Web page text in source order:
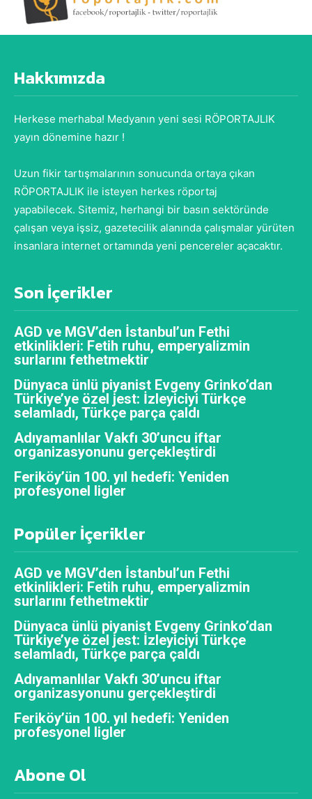
Hakkımızda
Herkese merhaba! Medyanın yeni sesi RÖPORTAJLIK
yayın dönemine hazır !
Uzun fikir tartışmalarının sonucunda ortaya çıkan
RÖPORTAJLIK ile isteyen herkes röportaj
yapabilecek. Sitemiz, herhangi bir basın sektöründe
çalışan veya işsiz, gazetecilik alanında çalışmalar yürüten
insanlara internet ortamında yeni pencereler açacaktır.
Son İçerikler
AGD ve MGV’den İstanbul’un Fethi
etkinlikleri: Fetih ruhu, emperyalizmin
surlarını fethetmektir
Dünyaca ünlü piyanist Evgeny Grinko’dan
Türkiye’ye özel jest: İzleyiciyi Türkçe
selamladı, Türkçe parça çaldı
Adıyamanlılar Vakfı 30’uncu iftar
organizasyonunu gerçekleştirdi
Feriköy’ün 100. yıl hedefi: Yeniden
profesyonel ligler
Popüler İçerikler
AGD ve MGV’den İstanbul’un Fethi
etkinlikleri: Fetih ruhu, emperyalizmin
surlarını fethetmektir
Dünyaca ünlü piyanist Evgeny Grinko’dan
Türkiye’ye özel jest: İzleyiciyi Türkçe
selamladı, Türkçe parça çaldı
Adıyamanlılar Vakfı 30’uncu iftar
organizasyonunu gerçekleştirdi
Feriköy’ün 100. yıl hedefi: Yeniden
profesyonel ligler
Abone Ol